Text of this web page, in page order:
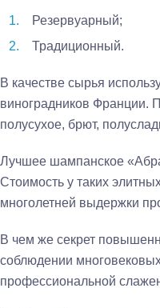
Резервуарный;
Традиционный.
В качестве сырья
виноградников Франции.
полусухое, брют,
Лучшее шампанское
Стоимость у таких
многолетней выдержки
В чем же секрет
соблюдении
профессиональной